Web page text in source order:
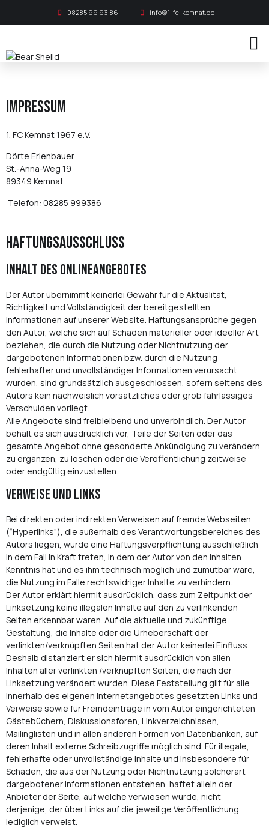
08285 99 93 86 info@1-fc-kemnat.de
Impressum
1. FC Kemnat 1967 e.V.
Dörte Erlenbauer
St.-Anna-Weg 19
89349 Kemnat
Telefon: 08285 999386
Haftungsausschluss
Inhalt des Onlineangebotes
Der Autor übernimmt keinerlei Gewähr für die Aktualität,
Richtigkeit und Vollständigkeit der bereitgestellten
Informationen auf unserer Website. Haftungsansprüche gegen
den Autor, welche sich auf Schäden materieller oder ideeller Art
beziehen, die durch die Nutzung oder Nichtnutzung der
dargebotenen Informationen bzw. durch die Nutzung
fehlerhafter und unvollständiger Informationen verursacht
wurden, sind grundsätzlich ausgeschlossen, sofern seitens des
Autors kein nachweislich vorsätzliches oder grob fahrlässiges
Verschulden vorliegt.
Alle Angebote sind freibleibend und unverbindlich. Der Autor
behält es sich ausdrücklich vor, Teile der Seiten oder das
gesamte Angebot ohne gesonderte Ankündigung zu verändern,
zu ergänzen, zu löschen oder die Veröffentlichung zeitweise
oder endgültig einzustellen.
Verweise und Links
Bei direkten oder indirekten Verweisen auf fremde Webseiten
(“Hyperlinks”), die außerhalb des Verantwortungsbereiches des
Autors liegen, würde eine Haftungsverpflichtung ausschließlich
in dem Fall in Kraft treten, in dem der Autor von den Inhalten
Kenntnis hat und es ihm technisch möglich und zumutbar wäre,
die Nutzung im Falle rechtswidriger Inhalte zu verhindern.
Der Autor erklärt hiermit ausdrücklich, dass zum Zeitpunkt der
Linksetzung keine illegalen Inhalte auf den zu verlinkenden
Seiten erkennbar waren. Auf die aktuelle und zukünftige
Gestaltung, die Inhalte oder die Urheberschaft der
verlinkten/verknüpften Seiten hat der Autor keinerlei Einfluss.
Deshalb distanziert er sich hiermit ausdrücklich von allen
Inhalten aller verlinkten /verknüpften Seiten, die nach der
Linksetzung verändert wurden. Diese Feststellung gilt für alle
innerhalb des eigenen Internetangebotes gesetzten Links und
Verweise sowie für Fremdeinträge in vom Autor eingerichteten
Gästebüchern, Diskussionsforen, Linkverzeichnissen,
Mailinglisten und in allen anderen Formen von Datenbanken, auf
deren Inhalt externe Schreibzugriffe möglich sind. Für illegale,
fehlerhafte oder unvollständige Inhalte und insbesondere für
Schäden, die aus der Nutzung oder Nichtnutzung solcherart
dargebotener Informationen entstehen, haftet allein der
Anbieter der Seite, auf welche verwiesen wurde, nicht
derjenige, der über Links auf die jeweilige Veröffentlichung
lediglich verweist.